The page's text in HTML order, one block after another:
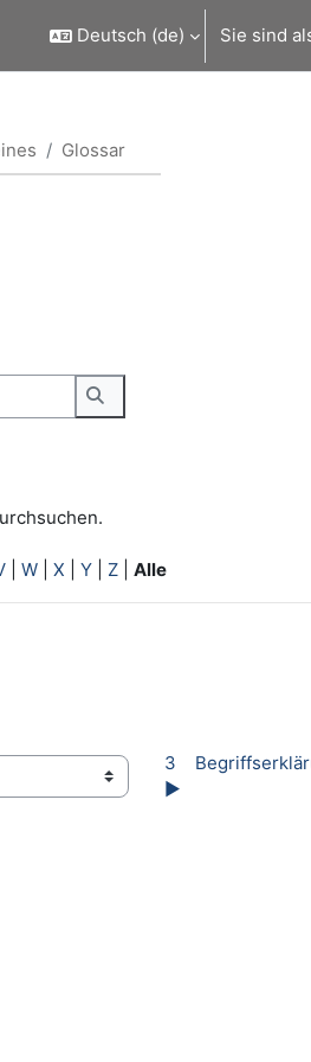
Deutsch ‎(de)‎ Sie sind
Glossar
Suchen
W X Y Z Alle
3
▶︎